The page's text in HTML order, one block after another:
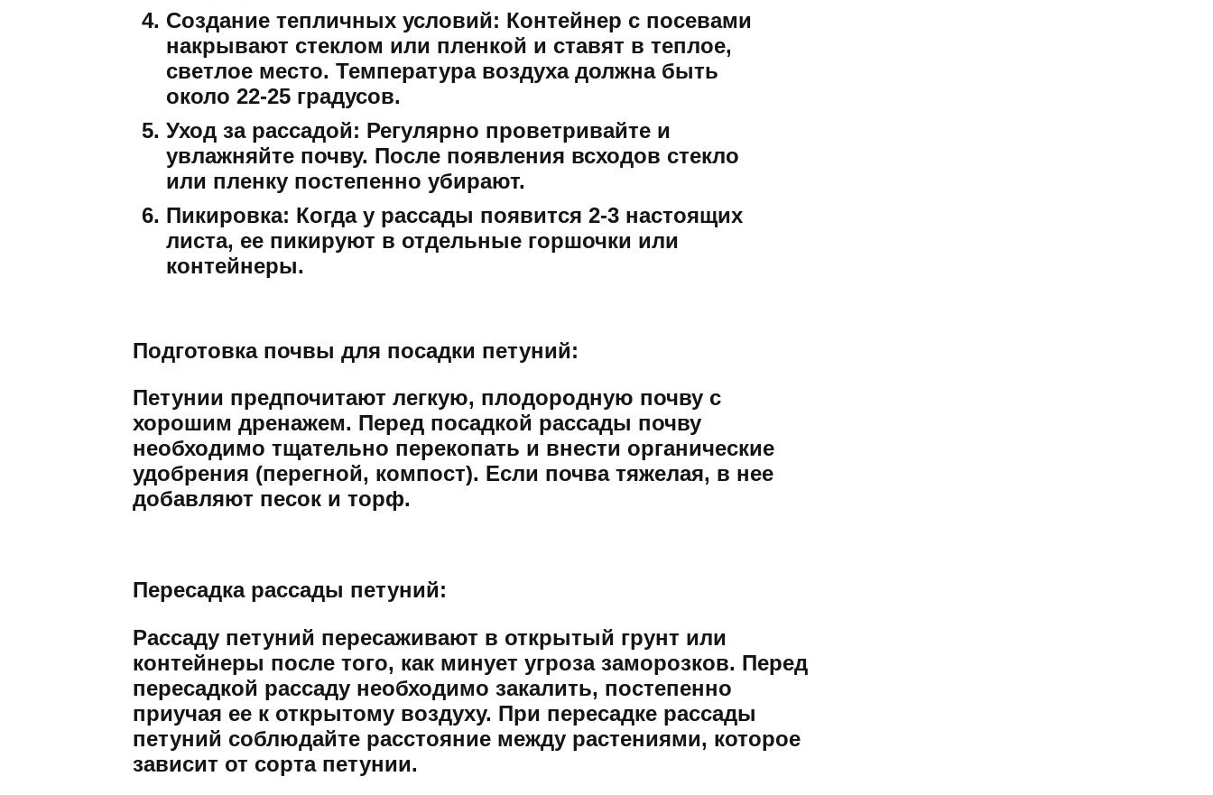
Создание тепличных условий: Контейнер с посевами
накрывают стеклом или пленкой и ставят в теплое,
светлое место. Температура воздуха должна быть
около 22-25 градусов.
Уход за рассадой: Регулярно проветривайте и
увлажняйте почву. После появления всходов стекло
или пленку постепенно убирают.
Пикировка: Когда у рассады появится 2-3 настоящих
листа, ее пикируют в отдельные горшочки или
контейнеры.
Подготовка почвы для посадки петуний:
Петунии предпочитают легкую, плодородную почву с
хорошим дренажем. Перед посадкой рассады почву
необходимо тщательно перекопать и внести органические
удобрения (перегной, компост). Если почва тяжелая, в нее
добавляют песок и торф.
Пересадка рассады петуний:
Рассаду петуний пересаживают в открытый грунт или
контейнеры после того, как минует угроза заморозков. Перед
пересадкой рассаду необходимо закалить, постепенно
приучая ее к открытому воздуху. При пересадке рассады
петуний соблюдайте расстояние между растениями, которое
зависит от сорта петунии.